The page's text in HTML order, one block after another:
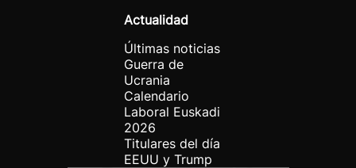
Actualidad
Últimas noticias
Guerra de
Ucrania
Calendario
Laboral Euskadi
2026
Titulares del día
EEUU y Trump